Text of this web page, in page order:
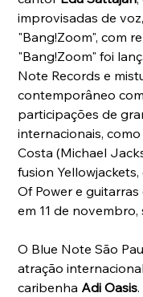
improvisadas de
"Bang!Zoom", com
"Bang!Zoom" foi
Note Records e
contemporâneo
participações de
internacionais,
Costa (Michael
fusion
Of Power e
em 11 de
O Blue Note São
atração
caribenha Adi Oasis